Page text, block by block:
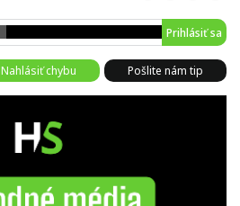
Prihlásiť sa
Nahlásiť chybu Pošlite nám tip